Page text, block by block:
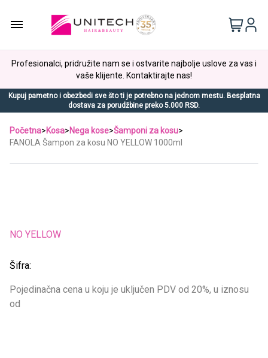
Profesionalci, pridružite nam se i ostvarite najbolje uslove za vas i
vaše klijente. Kontaktirajte nas!
Kupuj pametno i obezbedi sve što ti je potrebno na jednom mestu. Besplatna
dostava za porudžbine preko 5.000 RSD.
Početna>Kosa>Nega kose>Šamponi za kosu>
FANOLA Šampon za kosu NO YELLOW 1000ml
NO YELLOW
Šifra:
Pojedinačna cena u koju je uključen PDV od 20%, u iznosu
od